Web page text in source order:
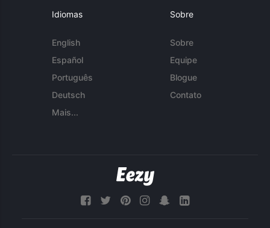
Idiomas
English
Español
Português
Deutsch
Mais...
Sobre
Sobre
Equipe
Blogue
Contato